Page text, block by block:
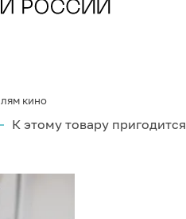
кино
К этому товару пригодится